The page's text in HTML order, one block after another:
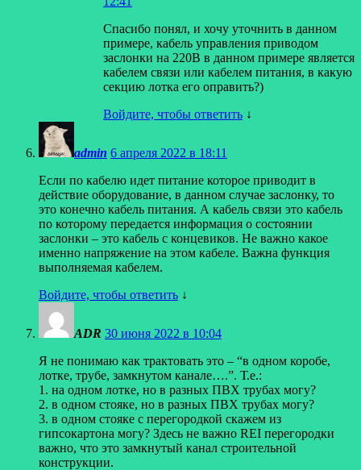
Спасибо понял, и хочу уточнить в данном
примере, кабель управления приводом
заслонки на 220В в данном примере является
кабелем связи или кабелем питания, в какую
секцию лотка его оправить?)
Войдите, чтобы ответить ↓
admin 6 апреля 2022 в 18:11
Если по кабелю идет питание которое приводит в
действие оборудование, в данном случае заслонку, то
это конечно кабель питания. А кабель связи это кабель
по которому передается информация о состоянии
заслонки – это кабель с концевиков. Не важно какое
именно напряжение на этом кабеле. Важна функция
выполняемая кабелем.
Войдите, чтобы ответить ↓
ADR 30 июня 2022 в 10:04
Я не понимаю как трактовать это – “в одном коробе,
лотке, трубе, замкнутом канале….”. Т.е.:
1. на одном лотке, но в разных ПВХ трубах могу?
2. в одном стояке, но в разных ПВХ трубах могу?
3. в одном стояке с перегородкой скажем из
гипсокартона могу? Здесь не важно REI перегородки
важно, что это замкнутый канал строительной
конструкции.